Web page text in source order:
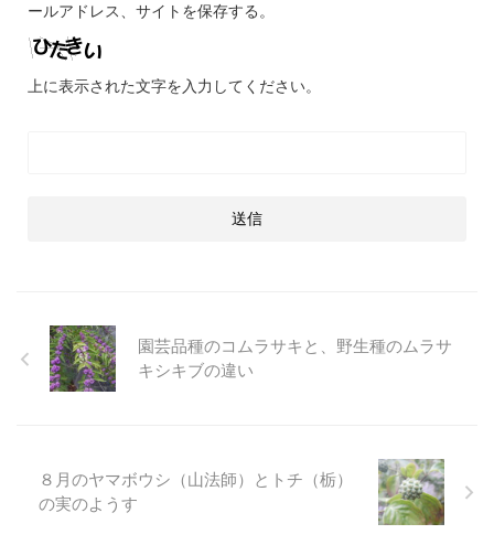
ールアドレス、サイトを保存する。
上に表示された文字を入力してください。
園芸品種のコムラサキと、野生種のムラサ
キシキブの違い
８月のヤマボウシ（山法師）とトチ（栃）
の実のようす